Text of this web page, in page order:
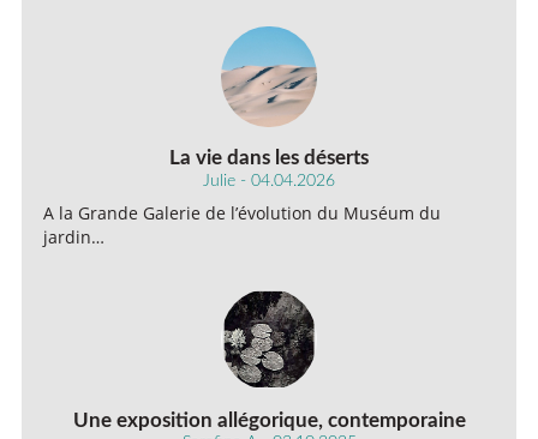
La vie dans les déserts
Julie - 04.04.2026
A la Grande Galerie de l’évolution du Muséum du
jardin…
Une exposition allégorique, contemporaine